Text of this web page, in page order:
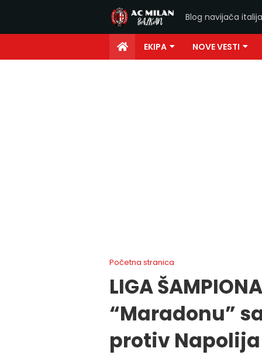
Blog navijača
EKIPA NOVE VESTI
Početna stranica
LIGA
“Maradonu”
protiv Napolija